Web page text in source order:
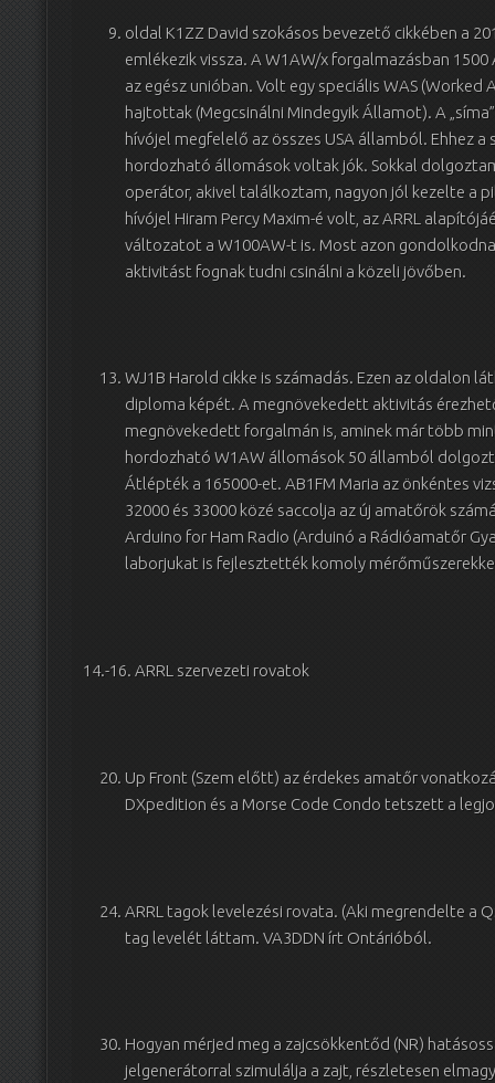
oldal K1ZZ David szokásos bevezető cikkében a
emlékezik vissza. A W1AW/x forgalmazásban
az egész unióban. Volt egy speciális WAS
hajtottak (Megcsinálni Mindegyik Államot). A
hívójel megfelelő az összes USA államból. Ehhez a
hordozható állomások voltak jók. Sokkal
operátor, akivel találkoztam, nagyon jól kezelte a
hívójel Hiram Percy Maxim-é volt, az ARRL
változatot a W100AW-t is. Most azon
aktivitást fognak tudni csinálni a közeli jövőben.
WJ1B Harold cikke is számadás. Ezen az oldalon
diploma képét. A megnövekedett aktivitás
megnövekedett forgalmán is, aminek már több
hordozható W1AW állomások 50 államból
Átlépték a 165000-et. AB1FM Maria az önkéntes
32000 és 33000 közé saccolja az új amatőrök
Arduino for Ham Radio (Arduinó a Rádióamatőr
laborjukat is fejlesztették komoly
14.-16. ARRL szervezeti rovatok
Up Front (Szem előtt) az érdekes amatőr
DXpedition és a Morse Code Condo tetszett a
ARRL tagok levelezési rovata. (Aki megrendelte a
tag levelét láttam. VA3DDN írt Ontárióból.
Hogyan mérjed meg a zajcsökkentőd (NR)
jelgenerátorral szimulálja a zajt, részletesen